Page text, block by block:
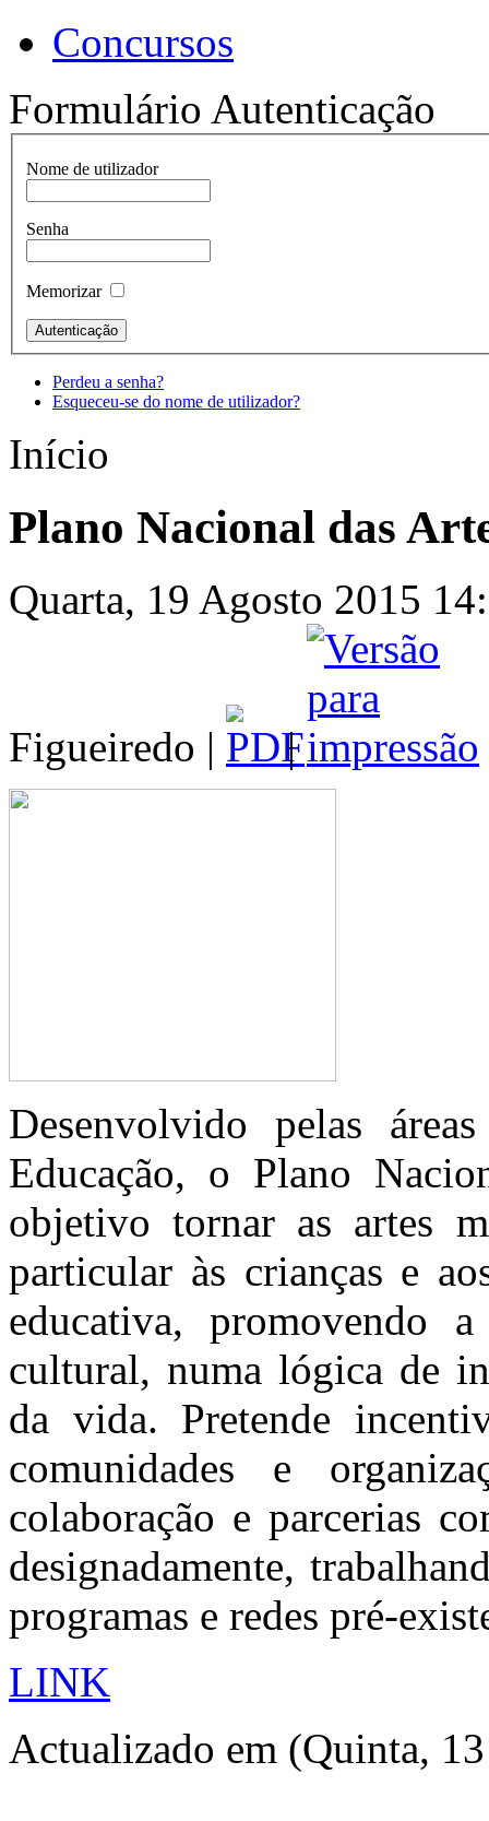
Concursos
Formulário Autenticação
Nome de utilizador
Senha
Memorizar
Perdeu a senha?
Esqueceu-se do nome de utilizador?
Início
Plano Nacional das
Quarta, 19 Agosto 2015
Figueiredo | |
Desenvolvido pelas
Educação, o Plano
objetivo tornar as artes
particular às crianças e
educativa, promovendo
cultural, numa lógica de
da vida. Pretende
comunidades e
colaboração e parcerias
designadamente,
programas e redes pré-
LINK
Actualizado em (Quinta,